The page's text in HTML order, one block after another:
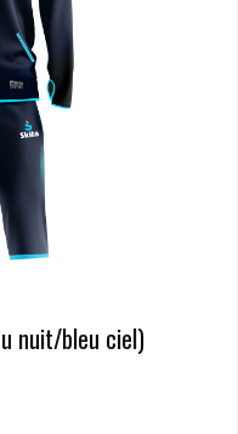
nuit/bleu ciel)